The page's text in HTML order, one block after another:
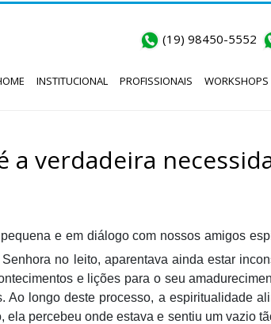
(19) 98450-5552
INSTITUCIONAL PROFISSIONAIS WORKSHOPS
a verdadeira
e em diálogo com nossos amigos
no leito, aparentava ainda estar
e lições para o seu
Ao longo deste processo, a espiritualidade
percebeu onde estava e sentiu um vazio